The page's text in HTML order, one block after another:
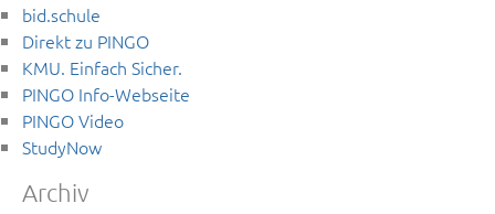
bid.schule
Direkt zu PINGO
KMU. Einfach Sicher.
PINGO Info-Webseite
PINGO Video
StudyNow
Archiv